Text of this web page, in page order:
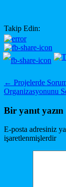
Takip Edin:
← Projelerde
Organizasyonunu
Bir yanıt yazın
E-posta adresiniz
işaretlenmişlerdir